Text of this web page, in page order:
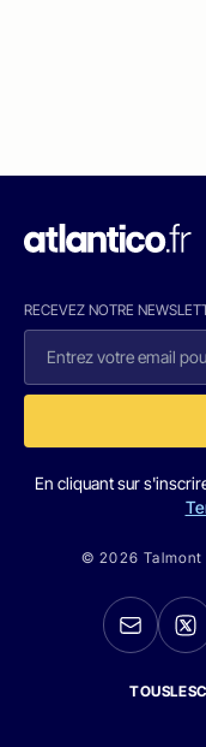
RECEVEZ NOTRE
En cliquant sur
© 2026 Talmont